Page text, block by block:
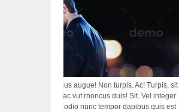
integer! Risus augue! Non turpis. Ac! Turpis, sit
rhoncus porttitor ac vut rhoncus duis! Sit. Vel integer
ut diam porttitor odio nunc tempor dapibus quis est